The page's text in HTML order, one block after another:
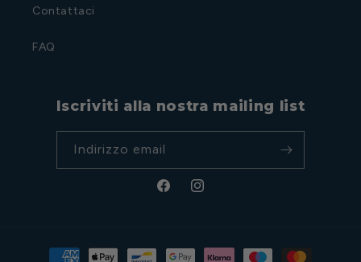
Contattaci
FAQ
Iscriviti alla nostra mailing list
Indirizzo email
FacebookInstagram
Metodi